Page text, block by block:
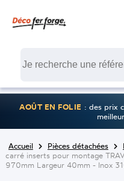
AOÛT EN FOLIE : des prix
Accueil Pièces détachées
carré inserts pour montage
970mm Largeur 40mm - Inox